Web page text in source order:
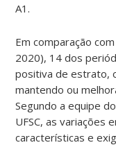
A1.
Em comparação
2020), 14 dos
positiva de estrato,
mantendo ou
Segundo a equipe
UFSC, as variações
características e